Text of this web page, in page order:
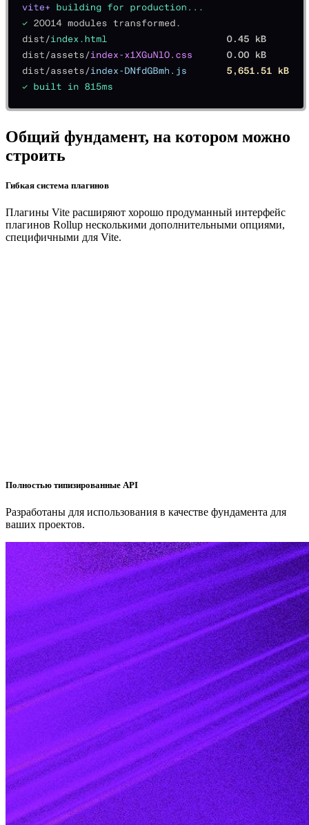
Общий фундамент, на котором можно
строить
Гибкая система плагинов
Плагины Vite расширяют хорошо продуманный интерфейс
плагинов Rollup несколькими дополнительными опциями,
специфичными для Vite.
Полностью типизированные API
Разработаны для использования в качестве фундамента для
ваших проектов.